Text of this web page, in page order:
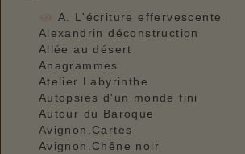
A. L'écriture effervescente
Alexandrin déconstruction
Allée au désert
Anagrammes
Atelier Labyrinthe
Autopsies d'un monde fini
Autour du Baroque
Avignon.Cartes
Avignon.Chêne noir